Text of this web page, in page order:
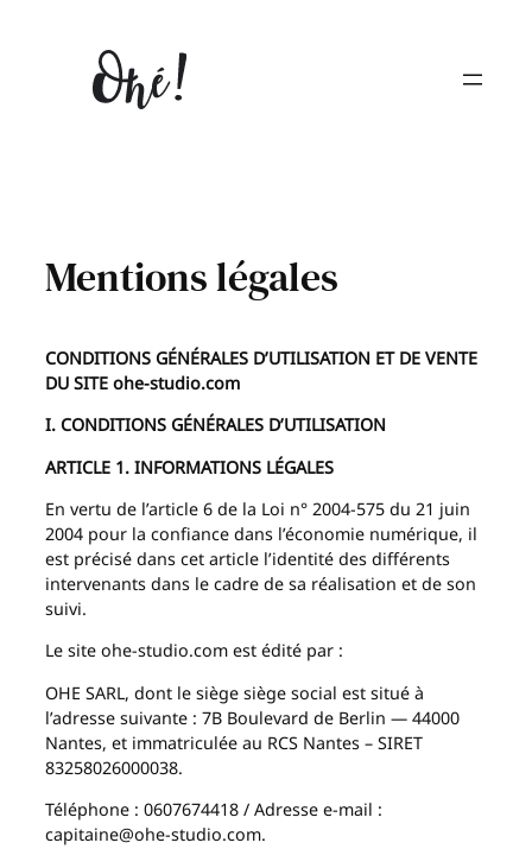
Mentions légales
CONDITIONS GÉNÉRALES D’UTILISATION ET DE VENTE
DU SITE ohe-studio.com
I. CONDITIONS GÉNÉRALES D’UTILISATION
ARTICLE 1. INFORMATIONS LÉGALES
En vertu de l’article 6 de la Loi n° 2004-575 du 21 juin
2004 pour la confiance dans l’économie numérique, il
est précisé dans cet article l’identité des différents
intervenants dans le cadre de sa réalisation et de son
suivi.
Le site ohe-studio.com est édité par :
OHE SARL, dont le siège siège social est situé à
l’adresse suivante : 7B Boulevard de Berlin — 44000
Nantes, et immatriculée au RCS Nantes – SIRET
83258026000038.
Téléphone : 0607674418 / Adresse e-mail :
capitaine@ohe-studio.com.